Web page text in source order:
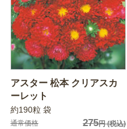
アスター 松本 クリアスカ
ーレット
約190粒 袋
通常価格 275円(税込)